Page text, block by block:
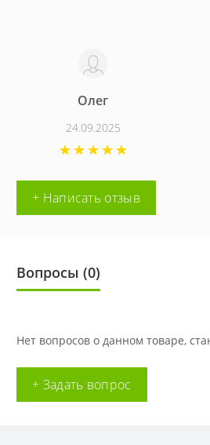
Олег
24.09.2025
+ Написать отзыв
Вопросы (0)
Нет вопросов о данном товаре,
+ Задать вопрос